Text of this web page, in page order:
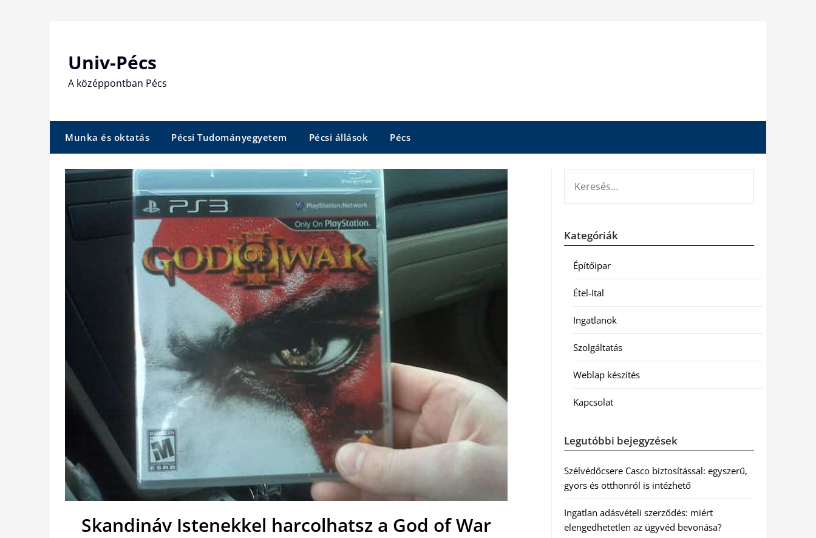
Univ-Pécs
A középpontban Pécs
Munka és oktatás Pécsi Tudományegyetem Pécsi állások Pécs
Skandináv Istenekkel harcolhatsz a God of War
Kategóriák
Építőipar
Étel-Ital
Ingatlanok
Szolgáltatás
Weblap készítés
Kapcsolat
Legutóbbi bejegyzések
Szélvédőcsere Casco biztosítással: egyszerű,
gyors és otthonról is intézhető
Ingatlan adásvételi szerződés: miért
elengedhetetlen az ügyvéd bevonása?